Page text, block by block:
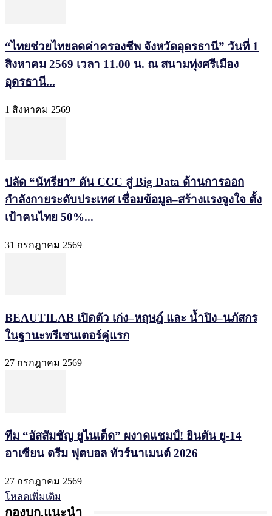
“ไทยช่วยไทยลดค่าครองชีพ จังหวัดอุดรธานี” วันที่ 1
สิงหาคม 2569 เวลา 11.00 น. ณ สนามทุ่งศรีเมือง
อุดรธานี...
1 สิงหาคม 2569
ปลัด “นัทรียา” ดัน CCC สู่ Big Data ด้านการออก
กำลังกายระดับประเทศ เชื่อมข้อมูล–สร้างแรงจูงใจ ตั้ง
เป้าคนไทย 50%...
31 กรกฎาคม 2569
BEAUTILAB เปิดตัว เก่ง–หฤษฎ์ และ น้ำปิง–นภัสกร
ในฐานะพรีเซนเตอร์คู่แรก
27 กรกฎาคม 2569
ทีม “อัสสัมชัญ ยูไนเต็ด” ผงาดแชมป์! ยินตัน ยู-14
อาเซียน ดรีม ฟุตบอล ทัวร์นาเมนต์ 2026
27 กรกฎาคม 2569
โหลดเพิ่มเติม
กองบก.แนะนำ